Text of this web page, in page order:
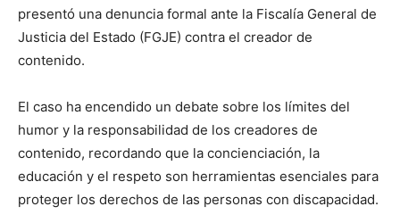
presentó una denuncia formal ante la Fiscalía General de
Justicia del Estado (FGJE) contra el creador de
contenido.
El caso ha encendido un debate sobre los límites del
humor y la responsabilidad de los creadores de
contenido, recordando que la concienciación, la
educación y el respeto son herramientas esenciales para
proteger los derechos de las personas con discapacidad.